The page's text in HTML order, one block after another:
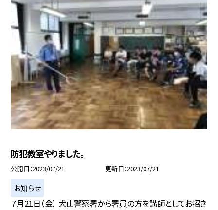
防犯教室やりました。
公開日 2023/07/21 更新日 2023/07/21
お知らせ
７月21日（金） 犬山警察署から署員の方を講師としてお招き